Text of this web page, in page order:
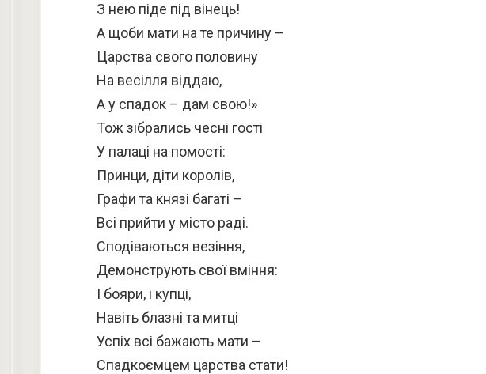
З нею піде під вінець!
А щоби мати на те причину –
Царства свого половину
На весілля віддаю,
А у спадок – дам свою!»
Тож зібрались чесні гості
У палаці на помості:
Принци, діти королів,
Графи та князі багаті –
Всі прийти у місто раді.
Сподіваються везіння,
Демонструють свої вміння:
І бояри, і купці,
Навіть блазні та митці
Успіх всі бажають мати –
Спадкоємцем царства стати!